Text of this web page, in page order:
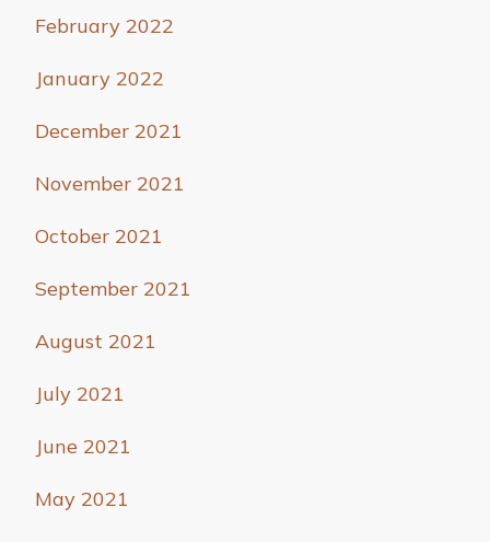
February 2022
January 2022
December 2021
November 2021
October 2021
September 2021
August 2021
July 2021
June 2021
May 2021